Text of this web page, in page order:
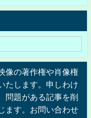
像の著作権や肖像権
たします。申しわけ
問題がある記事を削
ます。お問い合わせ